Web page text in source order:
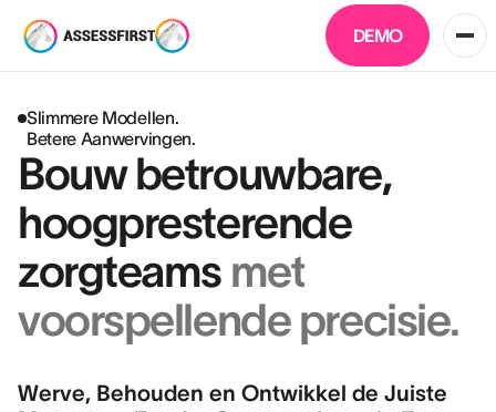
DEMO
Slimmere Modellen.
Betere Aanwervingen.
Bouw betrouwbare,
hoogpresterende
zorgteams met
voorspellende precisie.
Werve, Behouden en Ontwikkel de Juiste